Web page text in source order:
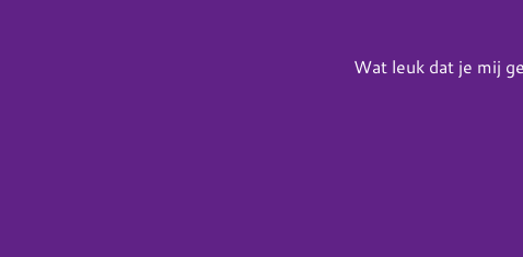
Wat leuk dat je mij